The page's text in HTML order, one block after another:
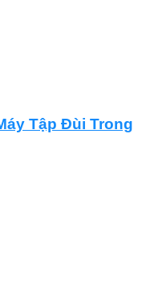
Tập Đùi Trong